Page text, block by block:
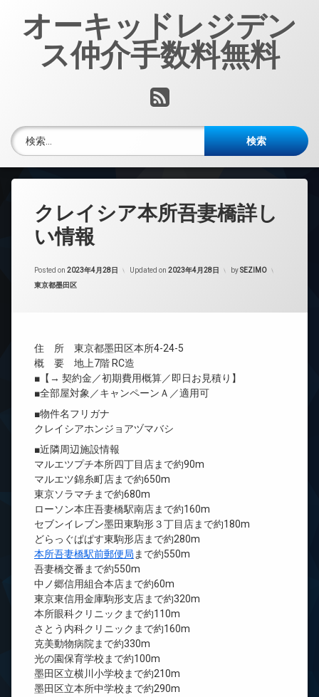
オーキッドレジデン
ス仲介手数料無料
RSS
検索:
クレイシア本所吾妻橋詳し
い情報
Posted on 2023年4月28日 Updated on 2023年4月28日 bySEZIMO
カテゴリー:
東京都墨田区
住 所 東京都墨田区本所4-24-5
概 要 地上7階 RC造
■【→ 契約金／初期費用概算／即日お見積り】
■全部屋対象／キャンペーンＡ／適用可
■物件名フリガナ
クレイシアホンジョアヅマバシ
■近隣周辺施設情報
マルエツプチ本所四丁目店まで約90m
マルエツ錦糸町店まで約650m
東京ソラマチまで約680m
ローソン本庄吾妻橋駅南店まで約160m
セブンイレブン墨田東駒形３丁目店まで約180m
どらっぐぱぱす東駒形店まで約280m
本所吾妻橋駅前郵便局 まで約550m
吾妻橋交番まで約550m
中ノ郷信用組合本店まで約60m
東京東信用金庫駒形支店まで約320m
本所眼科クリニックまで約110m
さとう内科クリニックまで約160m
克美動物病院まで約330m
光の園保育学校まで約100m
墨田区立横川小学校まで約210m
墨田区立本所中学校まで約290m